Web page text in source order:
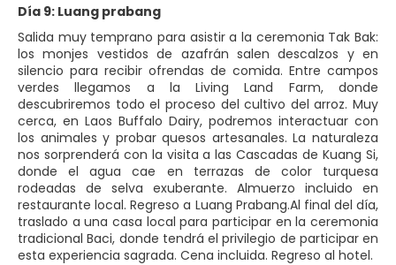
Día 9: Luang prabang
Salida muy temprano para asistir a la ceremonia Tak Bak:
los monjes vestidos de azafrán salen descalzos y en
silencio para recibir ofrendas de comida. Entre campos
verdes llegamos a la Living Land Farm, donde
descubriremos todo el proceso del cultivo del arroz. Muy
cerca, en Laos Buffalo Dairy, podremos interactuar con
los animales y probar quesos artesanales. La naturaleza
nos sorprenderá con la visita a las Cascadas de Kuang Si,
donde el agua cae en terrazas de color turquesa
rodeadas de selva exuberante. Almuerzo incluido en
restaurante local. Regreso a Luang Prabang.Al final del día,
traslado a una casa local para participar en la ceremonia
tradicional Baci, donde tendrá el privilegio de participar en
esta experiencia sagrada. Cena incluida. Regreso al hotel.